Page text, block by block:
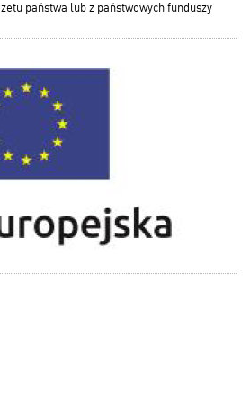
państwa lub z państwowych funduszy